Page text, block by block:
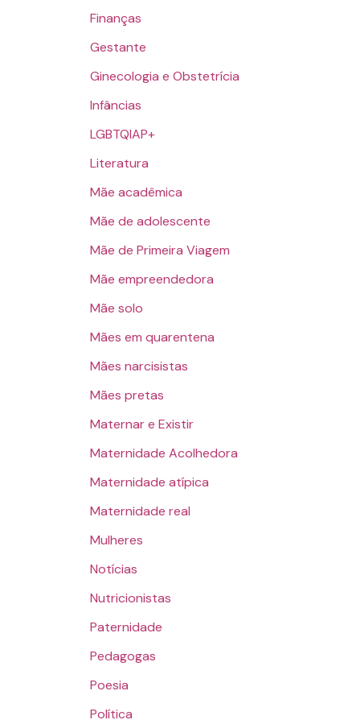
Finanças
Gestante
Ginecologia e Obstetrícia
Infâncias
LGBTQIAP+
Literatura
Mãe acadêmica
Mãe de adolescente
Mãe de Primeira Viagem
Mãe empreendedora
Mãe solo
Mães em quarentena
Mães narcisistas
Mães pretas
Maternar e Existir
Maternidade Acolhedora
Maternidade atípica
Maternidade real
Mulheres
Notícias
Nutricionistas
Paternidade
Pedagogas
Poesia
Política